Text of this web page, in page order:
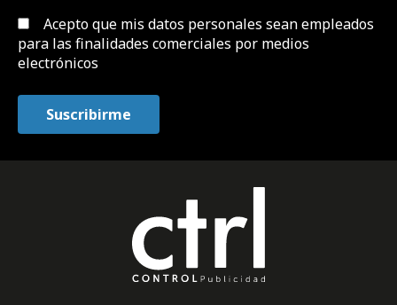
Acepto que mis datos personales sean empleados
para las finalidades comerciales por medios
electrónicos